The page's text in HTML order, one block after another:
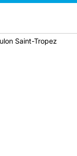
Saint-Tropez